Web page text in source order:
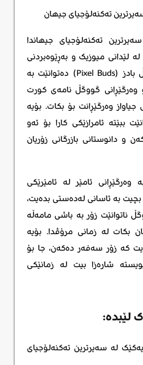
تەکنەلۆجیای جیهاندا
لێدانی میوزیک و بەڕێوەبردنی
پەیوەندییەکان، گووگڵ پیکسڵ بادز (Pixel Buds) دەتوانێت بە
وەرگێڕانی گووگڵ نامەی کورت
بە 40 زمانی جیاواز وەرگێڕانت بۆ بکات. بۆیە
ببێتە ئامرازێکی کارا بۆ ئەو
دانوستانی بازرگانی زۆریان
ئامێر لە ئامێرێکی
بە ئاسانی لەدەستی بدەیت،
ناتوانێت زۆر بە باشی مامەڵە
بکات لە زمانی مرۆڤدا. بۆیە
کە زۆر سەفەر دەکەن، جا بۆ
شارەزا بیت لە زمانێکی